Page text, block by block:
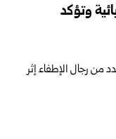
وتؤكد